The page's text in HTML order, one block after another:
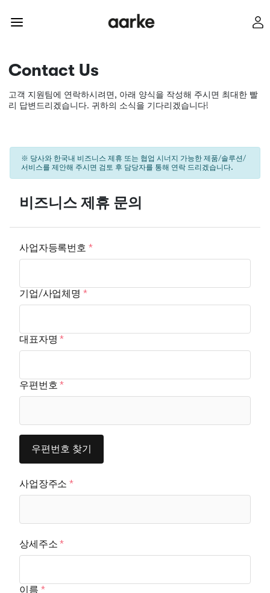
Contact Us
고객 지원팀에 연락하시려면, 아래 양식을 작성해 주시면 최대한 빨
리 답변드리겠습니다. 귀하의 소식을 기다리겠습니다!
※ 당사와 한국내 비즈니스 제휴 또는 협업 시너지 가능한 제품/솔루션/
서비스를 제안해 주시면 검토 후 담당자를 통해 연락 드리겠습니다.
비즈니스 제휴 문의
사업자등록번호
기업/사업체명
대표자명
우편번호
우편번호 찾기
사업장주소
상세주소
이름